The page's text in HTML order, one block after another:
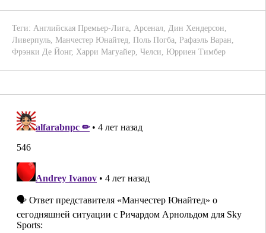
Теги: Английская Премьер-Лига, Арсенал, Дин Хендерсон,
Ливерпуль, Манчестер Юнайтед, Поль Погба, Рафаэль Варан,
Фрэнки Де Йонг, Харри Магуайер, Челси, Юрриен Тимбер